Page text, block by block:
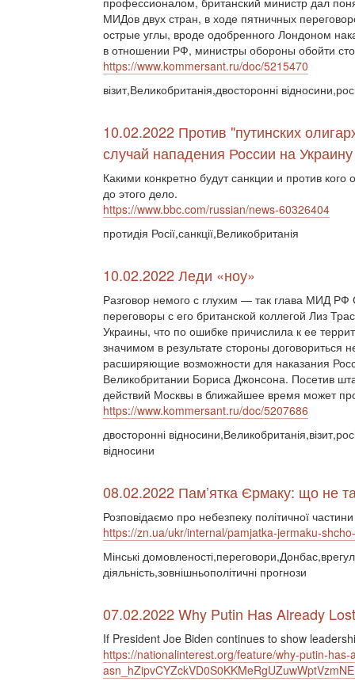
МИДов двух стран, в ходе пятничных
острые углы, вроде одобренного Лондоном
в отношении РФ, министры обороны обойти
https://www.kommersant.ru/doc/5215470
візит,Великобританія,двосторонні
10.02.2022 Против "путинских
случай нападения России на
Какими конкретно будут санкции и против
до этого дело.
https://www.bbc.com/russian/news-60326404
протидія Росії,санкції,Великобританія
10.02.2022 Леди «ноу»
Разговор немого с глухим — так глава МИД РФ
переговоры с его британской коллегой Лиз
Украины, что по ошибке причислила к ее
значимом в результате стороны
расширяющие возможности для наказания
Великобритании Бориса Джонсона. Посетив
действий Москвы в ближайшее время может
https://www.kommersant.ru/doc/5207686
двосторонні
відносини
08.02.2022 Пам’ятка Єрмаку: що не
Розповідаємо про небезпеку політичної
https://zn.ua/ukr/internal/pamjatka-jermaku-
Мінські
діяльність,зовнішньополітичні прогнози
07.02.2022 Why Putin Has Already
If President Joe Biden continues to show
https://nationalinterest.org/feature/why-putin-